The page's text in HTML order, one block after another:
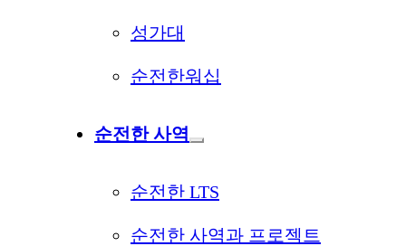
성가대
순전한워십
순전한 사역
순전한 LTS
순전한 사역과 프로젝트